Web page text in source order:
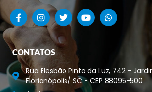
CONTATOS
Rua Elesbão Pinto da Luz, 742 -
Florianópolis/ SC - CEP 88095-500